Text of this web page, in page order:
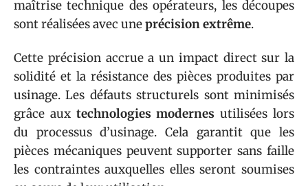
maîtrise technique des opérateurs, les découpes
sont réalisées avec uneprécision extrême.
Cette précision accrue a un impact direct sur la
solidité et la résistance des pièces produites par
usinage. Les défauts structurels sont minimisés
grâce aux technologies modernes utilisées lors
du processus d’usinage. Cela garantit que les
pièces mécaniques peuvent supporter sans faille
les contraintes auxquelles elles seront soumises